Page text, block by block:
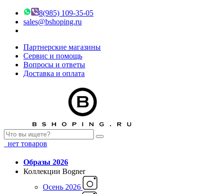
8(985) 109-35-05
sales@bshoping.ru
Партнерские магазины
Сервис и помощь
Вопросы и ответы
Доставка и оплата
нет товаров
Образы 2026
Коллекции Bogner
Осень 2026